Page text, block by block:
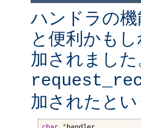
ハンドラの
と便利かも
加されまし
加されたと